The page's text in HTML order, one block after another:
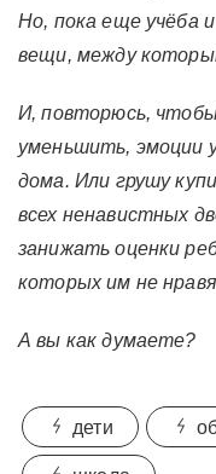
Но, пока еще учёба
вещи, между
И, повторюсь,
уменьшить, эмоции
дома. Или грушу
всех ненавистных
занижать оценки
которых им не
А вы как думаете?
дети